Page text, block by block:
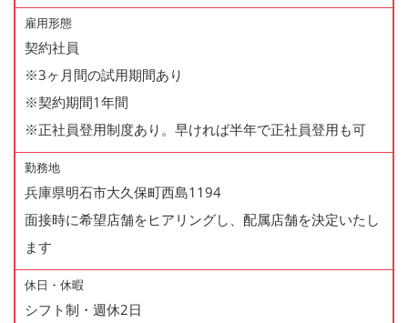
雇用形態
契約社員
※3ヶ月間の試用期間あり
※契約期間1年間
※正社員登用制度あり。早ければ半年で正社員登用も可
勤務地
兵庫県明石市大久保町西島1194
面接時に希望店舗をヒアリングし、配属店舗を決定いたし
ます
休日・休暇
シフト制・週休2日